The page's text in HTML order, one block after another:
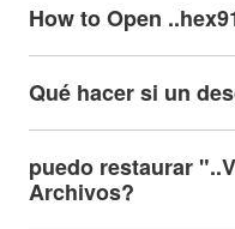
How to Open
Qué hacer si un
puedo restaurar
Archivos?